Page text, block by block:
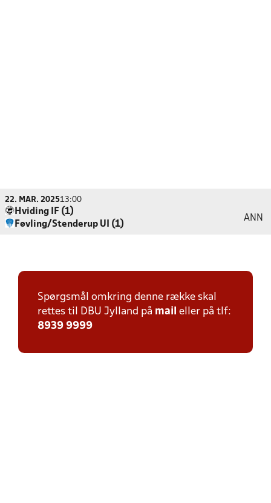
22. MAR. 202513:00
Hviding IF (1)
Føvling/Stenderup UI (1)
ANN
Spørgsmål omkring denne række skal
rettes til DBU Jylland på mail eller på tlf:
8939 9999